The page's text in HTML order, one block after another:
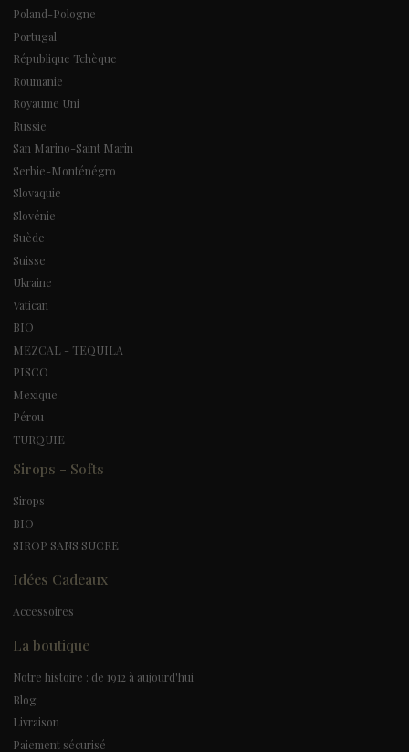
Poland-Pologne
Portugal
République Tchèque
Roumanie
Royaume Uni
Russie
San Marino-Saint Marin
Serbie-Monténégro
Slovaquie
Slovénie
Suède
Suisse
Ukraine
Vatican
BIO
MEZCAL - TEQUILA
PISCO
Mexique
Pérou
TURQUIE
Sirops - Softs
Sirops
BIO
SIROP SANS SUCRE
Idées Cadeaux
Accessoires
La boutique
Notre histoire : de 1912 à aujourd'hui
Blog
Livraison
Paiement sécurisé